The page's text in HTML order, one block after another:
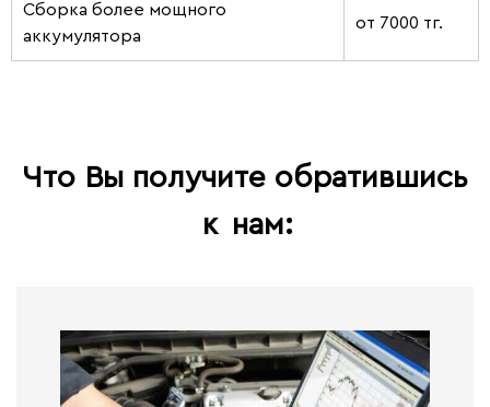
Сборка более мощного
аккумулятора
от 7000 тг.
Что Вы получите обратившись
к нам: